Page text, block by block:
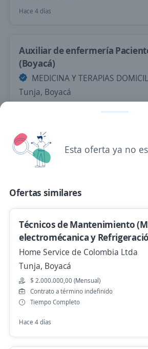
Hace 4 días
Auxiliar de enfermería
(Boyacá)
MEDICINA Y TERAPIAS
Tunja, Boyacá
Auxiliar de enfermería
(Boyacá)
Sogamoso, Boyacá
Ya viste todas las ofertas de
Estas opciones también
Se precisa Urgente
Aprendiz Técnico/ Sogamoso
4,7
Hace 7 días
Esta oferta ya no
Ofertas similares
Técnicos de Mantenimiento
electromécanica y
Home Service de Colombia Ltda
Tunja, Boyacá
$ 2.000.000,00 (Mensual)
Contrato a término indefinido
Tiempo Completo
Hace 4 días